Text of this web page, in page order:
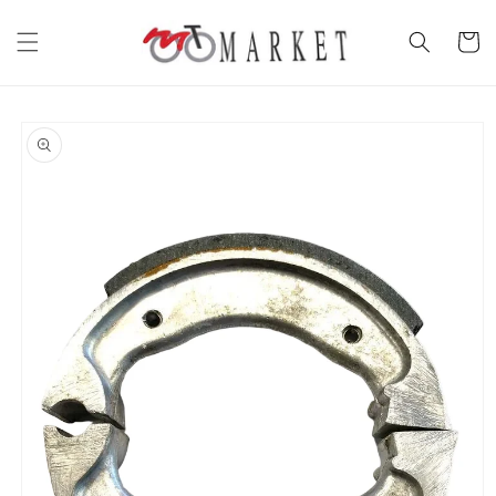
ai contenuti
Carrello
informazioni
sul prodotto